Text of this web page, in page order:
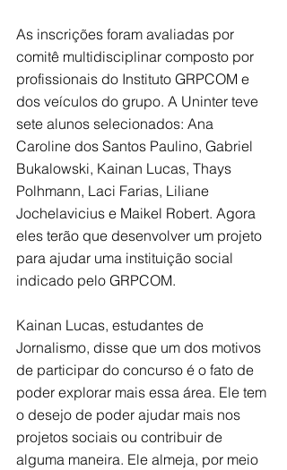
As inscrições foram avaliadas por
comitê multidisciplinar composto por
profissionais do Instituto GRPCOM e
dos veículos do grupo. A Uninter teve
sete alunos selecionados: Ana
Caroline dos Santos Paulino, Gabriel
Bukalowski, Kainan Lucas, Thays
Polhmann, Laci Farias, Liliane
Jochelavicius e Maikel Robert. Agora
eles terão que desenvolver um projeto
para ajudar uma instituição social
indicado pelo GRPCOM.
Kainan Lucas, estudantes de
Jornalismo, disse que um dos motivos
de participar do concurso é o fato de
poder explorar mais essa área. Ele tem
o desejo de poder ajudar mais nos
projetos sociais ou contribuir de
alguma maneira. Ele almeja, por meio